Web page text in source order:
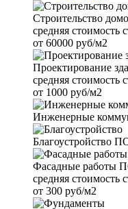
Строительство
средняя стоимость
от 60000 руб/м2
Проектирование
средняя стоимость
от 1000 руб/м2
Инженерные
Благоустройство
Фасадные работы
средняя стоимость
от 300 руб/м2